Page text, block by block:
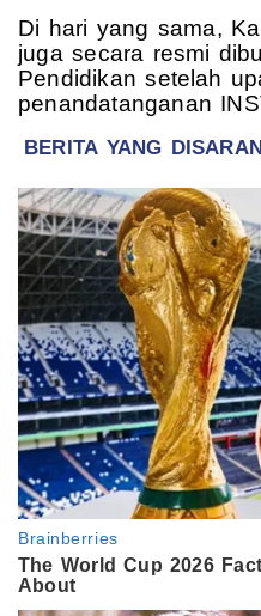
Di hari yang sama,
juga secara resmi
Pendidikan setelah
penandatanganan